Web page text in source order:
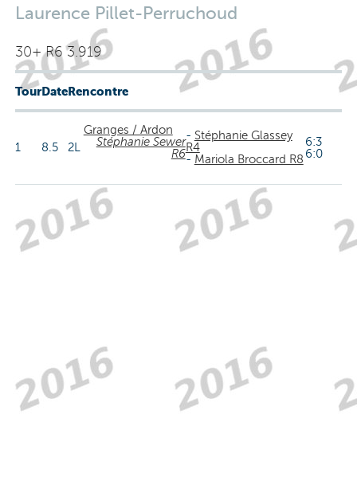
Laurence Pillet-Perruchoud
30+ R6 3.919
TourDateRencontre
1 8.5 2L
Granges / Ardon
Stéphanie Sewer
R6
- Stéphanie Glassey
R4
- Mariola Broccard R8
6:3
6:0